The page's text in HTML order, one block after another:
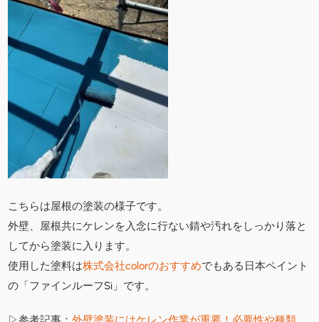
こちらは屋根の塗装の様子です。
外壁、屋根共にケレンを入念に行ない錆や汚れをしっかり落と
してから塗装に入ります。
使用した塗料は株式会社colorのおすすめでもある日本ペイント
の「ファインルーフSi」です。